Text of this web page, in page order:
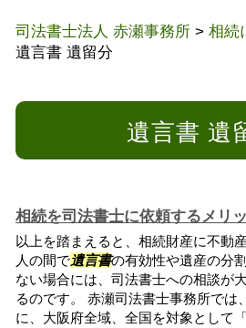
司法書士法人 赤瀬事務所 > 相続
遺言書 遺留分
遺言書 遺
相続を司法書士に依頼するメリ
以上を踏まえると、相続財産に不動
人の間で遺言書の有効性や遺産の分
ない場合には、司法書士への相談が
るのです。 赤瀬司法書士事務所では
に、大阪府全域、全国を対象として